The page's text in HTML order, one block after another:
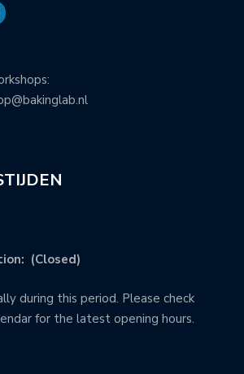
(Closed)
during this period. Please check
for the latest opening hours.